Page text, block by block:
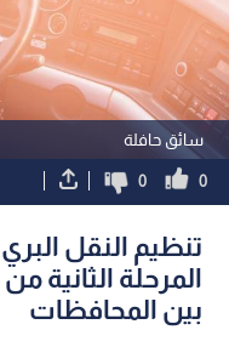
سائق حافلة
0
0
تنظيم النقل
المرحلة الثانية
بين المحافظات